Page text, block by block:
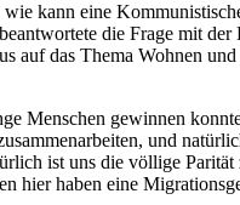
kann eine
die Frage mit
das Thema Wohnen
Menschen gewinnen
und
ist uns die völlige
hier haben eine